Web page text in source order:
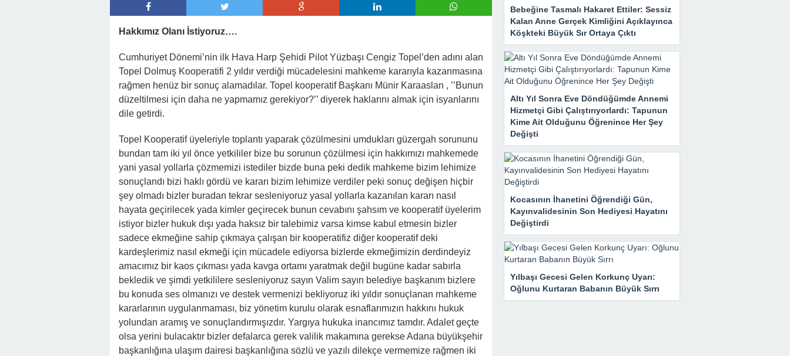
Hakkımız Olanı İstiyoruz….
Cumhuriyet Dönemi’nin ilk Hava Harp Şehidi Pilot Yüzbaşı Cengiz Topel’den adını alan
Topel Dolmuş Kooperatifi 2 yıldır verdiği mücadelesini mahkeme kararıyla kazanmasına
rağmen henüz bir sonuç alamadılar. Topel kooperatif Başkanı Münir Karaaslan , ’’Bunun
düzeltilmesi için daha ne yapmamız gerekiyor?’’ diyerek haklarını almak için isyanlarını
dile getirdi.
Topel Kooperatif üyeleriyle toplantı yaparak çözülmesini umdukları güzergah sorununu
bundan tam iki yıl önce yetkililer bize bu sorunun çözülmesi için hakkımızı mahkemede
yani yasal yollarla çözmemizi istediler bizde buna peki dedik mahkeme bizim lehimize
sonuçlandı bizi haklı gördü ve kararı bizim lehimize verdiler peki sonuç değişen hiçbir
şey olmadı bizler buradan tekrar sesleniyoruz yasal yollarla kazanılan kararı nasıl
hayata geçirilecek yada kimler geçirecek bunun cevabını şahsım ve kooperatif üyelerim
istiyor bizler hukuk dışı yada haksız bir talebimiz varsa kimse kabul etmesin bizler
sadece ekmeğine sahip çıkmaya çalışan bir kooperatifiz diğer kooperatif deki
kardeşlerimiz nasıl ekmeği için mücadele ediyorsa bizlerde ekmeğimizin derdindeyiz
amacımız bir kaos çıkması yada kavga ortamı yaratmak değil bugüne kadar sabırla
bekledik ve şimdi yetkililere sesleniyoruz sayın Valim sayın belediye başkanım bizlere
bu konuda ses olmanızı ve destek vermenizi bekliyoruz iki yıldır sonuçlanan mahkeme
kararlarının uygulanmaması, biz yönetim kurulu olarak esnaflarımızın hakkını hukuk
yolundan aramış ve sonuçlandırmışızdır. Yargıya hukuka inancımız tamdır. Adalet geçte
olsa yerini bulacaktır bizler defalarca gerek valilik makamına gerekse Adana büyükşehir
başkanlığına ulaşım dairesi başkanlığına sözlü ve yazılı dilekçe vermemize rağmen iki
Bebeğine Tasmalı Hakaret Ettiler: Sessiz
Kalan Anne Gerçek Kimliğini Açıklayınca
Köşkteki Büyük Sır Ortaya Çıktı
Altı Yıl Sonra Eve Döndüğümde Annemi
Hizmetçi Gibi Çalıştırıyorlardı: Tapunun
Kime Ait Olduğunu Öğrenince Her Şey
Değişti
Kocasının İhanetini Öğrendiği Gün,
Kayınvalidesinin Son Hediyesi Hayatını
Değiştirdi
Yılbaşı Gecesi Gelen Korkunç Uyarı:
Oğlunu Kurtaran Babanın Büyük Sırrı